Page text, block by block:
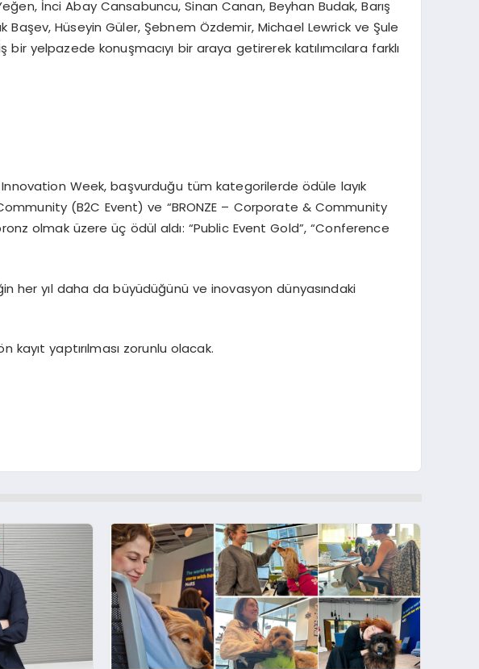
İnci Abay Cansabuncu, Sinan Canan, Beyhan Budak, Barış
Hüseyin Güler, Şebnem Özdemir, Michael Lewrick ve Şule
yelpazede konuşmacıyı bir araya getirerek katılımcılara farklı
Innovation Week, başvurduğu tüm kategorilerde ödüle layık
(B2C Event) ve “BRONZE – Corporate & Community
olmak üzere üç ödül aldı: “Public Event Gold”, “Conference
her yıl daha da büyüdüğünü ve inovasyon dünyasındaki
yaptırılması zorunlu olacak.